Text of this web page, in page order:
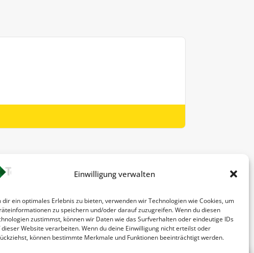
Einwilligung verwalten
dir ein optimales Erlebnis zu bieten, verwenden wir Technologien wie Cookies, um
zu speichern und/oder darauf zuzugreifen. Wenn du diesen
zustimmst, können wir Daten wie das Surfverhalten oder eindeutige IDs
dieser Website verarbeiten. Wenn du deine Einwilligung nicht erteilst oder
können bestimmte Merkmale und Funktionen beeinträchtigt werden.
Impressum
AGB